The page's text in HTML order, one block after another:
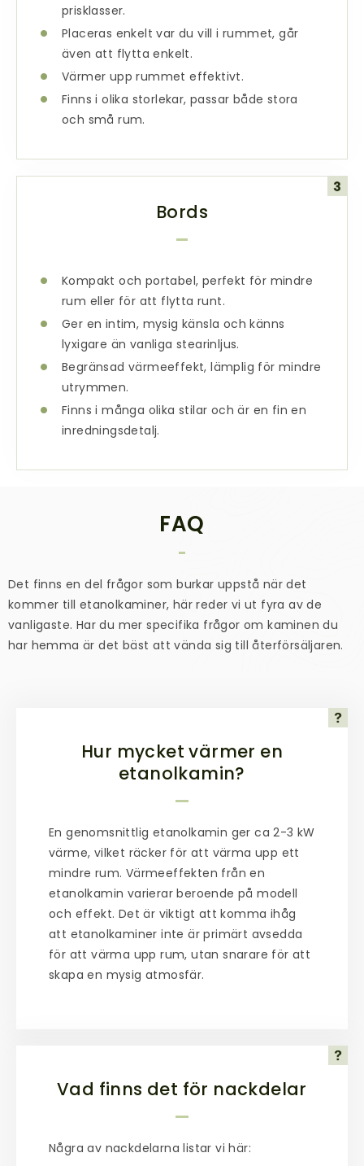
prisklasser.
Placeras enkelt var du vill i rummet, går
även att flytta enkelt.
Värmer upp rummet effektivt.
Finns i olika storlekar, passar både stora
och små rum.
Bords
Kompakt och portabel, perfekt för mindre
rum eller för att flytta runt.
Ger en intim, mysig känsla och känns
lyxigare än vanliga stearinljus.
Begränsad värmeeffekt, lämplig för mindre
utrymmen.
Finns i många olika stilar och är en fin en
inredningsdetalj.
FAQ
Det finns en del frågor som burkar uppstå när det
kommer till etanolkaminer, här reder vi ut fyra av de
vanligaste. Har du mer specifika frågor om kaminen du
har hemma är det bäst att vända sig till återförsäljaren.
Hur mycket värmer en
etanolkamin?
En genomsnittlig etanolkamin ger ca 2-3 kW
värme, vilket räcker för att värma upp ett
mindre rum. Värmeeffekten från en
etanolkamin varierar beroende på modell
och effekt. Det är viktigt att komma ihåg
att etanolkaminer inte är primärt avsedda
för att värma upp rum, utan snarare för att
skapa en mysig atmosfär.
Vad finns det för nackdelar
Några av nackdelarna listar vi här: